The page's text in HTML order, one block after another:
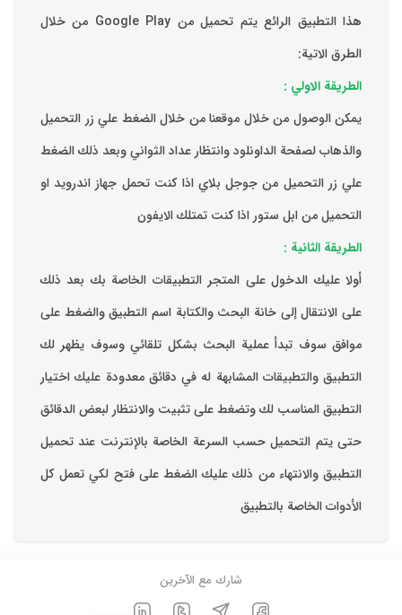
هذا التطبيق الرائع يتم تحميل من Google Play من خلال
الطرق الاتية:
الطريقة الاولي :
يمكن الوصول من خلال موقعنا من خلال الضغط علي زر التحميل
والذهاب لصفحة الداونلود وانتظار عداد الثواني وبعد ذلك الضغط
علي زر التحميل من جوجل بلاي اذا كنت تحمل جهاز اندرويد او
التحميل من ابل ستور اذا كنت تمتلك الايفون
الطريقة الثانية :
‏أولا عليك الدخول على المتجر التطبيقات الخاصة بك ‏بعد ذلك
على الانتقال إلى خانة البحث والكتابة اسم التطبيق والضغط على
موافق ‏سوف تبدأ عملية البحث بشكل تلقائي وسوف يظهر لك
التطبيق والتطبيقات المشابهة له في دقائق معدودة ‏عليك اختيار
التطبيق المناسب لك وتضغط على تثبيت والانتظار لبعض الدقائق
حتى يتم التحميل حسب السرعة الخاصة بالإنترنت ‏عند تحميل
التطبيق والانتهاء من ذلك عليك الضغط على فتح لكي تعمل كل
الأدوات الخاصة بالتطبيق
شارك مع الآخرين